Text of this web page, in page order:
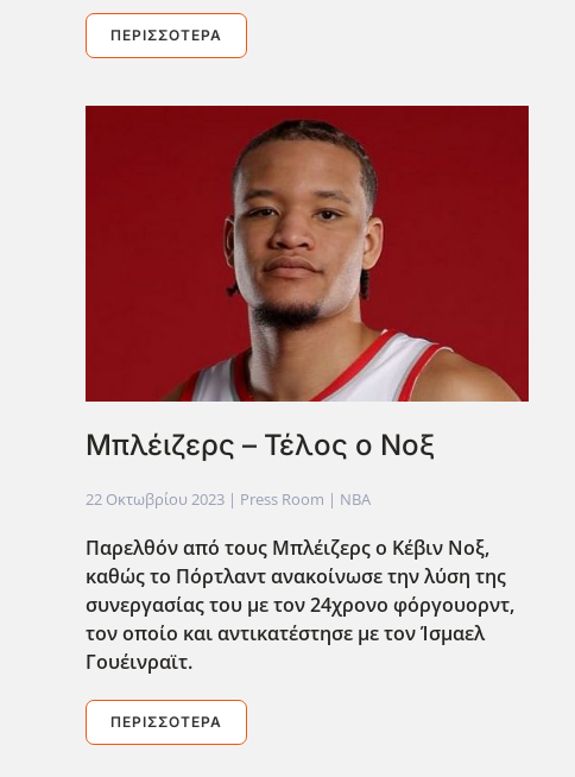
ΠΕΡΙΣΣΌΤΕΡΑ
Μπλέιζερς – Τέλος ο Νοξ
22 Οκτωβρίου 2023 | Press Room | NBA
Παρελθόν από τους Μπλέιζερς ο Κέβιν Νοξ,
καθώς το Πόρτλαντ ανακοίνωσε την λύση της
συνεργασίας του με τον 24χρονο φόργουορντ,
τον οποίο και αντικατέστησε με τον Ίσμαελ
Γουέινραϊτ.
ΠΕΡΙΣΣΌΤΕΡΑ